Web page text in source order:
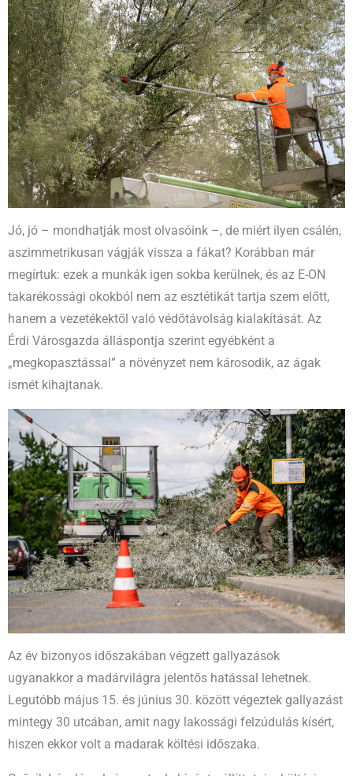
Jó, jó – mondhatják most olvasóink –, de miért ilyen csálén,
aszimmetrikusan vágják vissza a fákat? Korábban már
megírtuk: ezek a munkák igen sokba kerülnek, és az E-ON
takarékossági okokból nem az esztétikát tartja szem előtt,
hanem a vezetékektől való védőtávolság kialakítását. Az
Érdi Városgazda álláspontja szerint egyébként a
„megkopasztással” a növényzet nem károsodik, az ágak
ismét kihajtanak.
Az év bizonyos időszakában végzett gallyazások
ugyanakkor a madárvilágra jelentős hatással lehetnek.
Legutóbb május 15. és június 30. között végeztek gallyazást
mintegy 30 utcában, amit nagy lakossági felzúdulás kísért,
hiszen ekkor volt a madarak költési időszaka.